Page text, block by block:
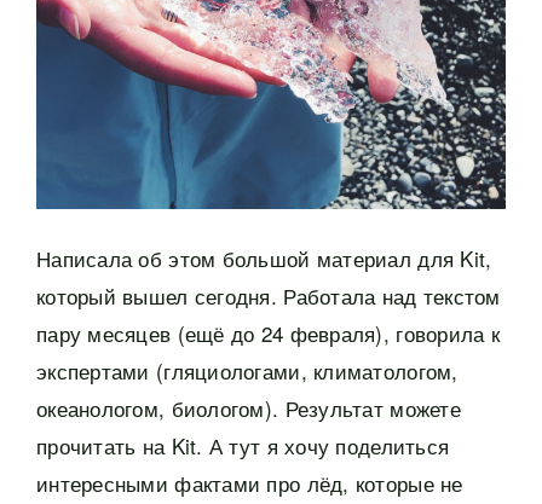
Написала об этом большой материал для Kit,
который вышел сегодня. Работала над текстом
пару месяцев (ещё до 24 февраля), говорила к
экспертами (гляциологами, климатологом,
океанологом, биологом). Результат можете
прочитать на Kit. А тут я хочу поделиться
интересными фактами про лёд, которые не